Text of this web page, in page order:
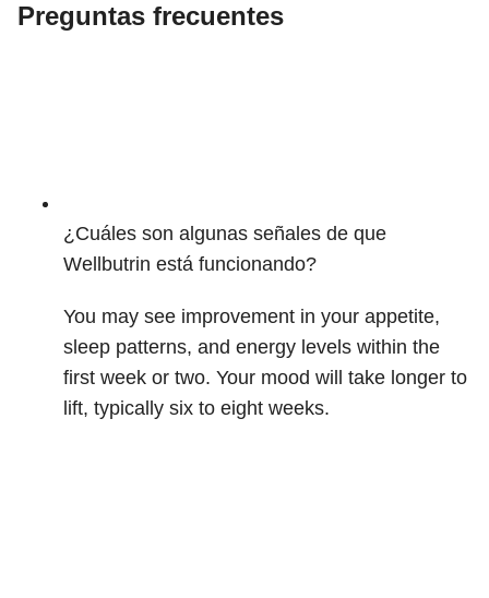
Preguntas frecuentes
¿Cuáles son algunas señales de que
Wellbutrin está funcionando?
You may see improvement in your appetite,
sleep patterns, and energy levels within the
first week or two. Your mood will take longer to
lift, typically six to eight weeks.